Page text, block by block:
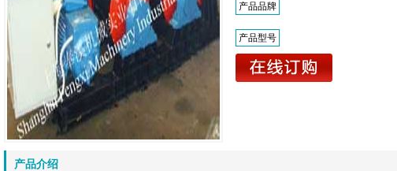
产品品牌
产品型号
产品介绍